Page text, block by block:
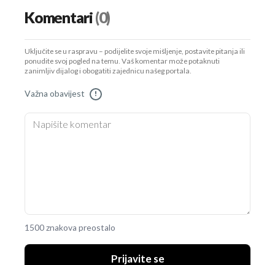
Komentari(0)
Uključite se u raspravu – podijelite svoje mišljenje, postavite pitanja ili
ponudite svoj pogled na temu. Vaš komentar može potaknuti
zanimljiv dijalog i obogatiti zajednicu našeg portala.
Važna obavijest !
1500 znakova preostalo
Prijavite se